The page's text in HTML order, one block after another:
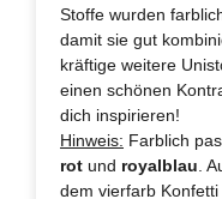
Stoffe wurden
damit sie gut
kräftige weitere
einen schönen
dich inspirieren!
Hinweis: Farblich
rot und royalblau .
dem vierfarb